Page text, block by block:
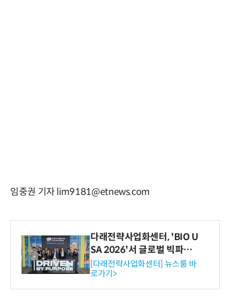
임중권 기자 lim9181@etnews.com
다래전략사업화센터, 'BIO U
SA 2026'서 글로벌 빅파마
와의 비즈니스 미팅 지원…K
-바이오 해외 진출 교두보 확
보
[다래전략사업화센터] 뉴스룸 바
로가기>